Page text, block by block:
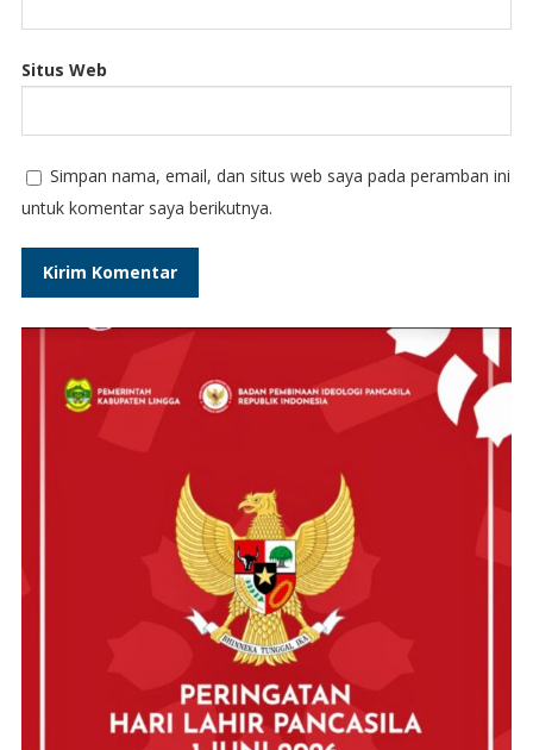
Situs Web
Simpan nama, email, dan situs web saya pada peramban ini
untuk komentar saya berikutnya.